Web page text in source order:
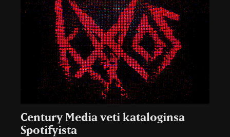
Century Media veti kataloginsa
Spotifyista